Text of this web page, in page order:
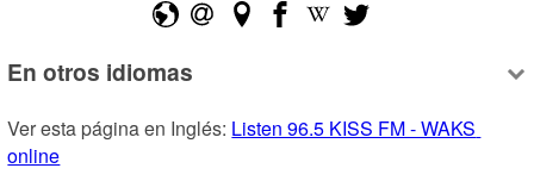
En otros idiomas
Ver esta página en Inglés: Listen 96.5 KISS FM - WAKS
online